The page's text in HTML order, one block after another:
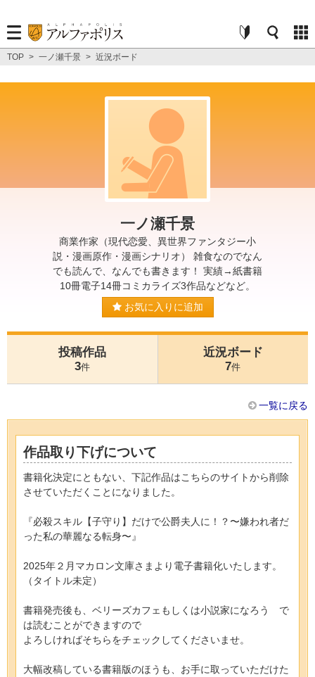
TOP > 一ノ瀬千景 > 近況ボード
一ノ瀬千景
商業作家（現代恋愛、異世界ファンタジー小
説・漫画原作・漫画シナリオ） 雑食なのでなん
でも読んで、なんでも書きます！ 実績→紙書籍
10冊電子14冊コミカライズ3作品などなど。
お気に入りに追加
投稿作品
3件
近況ボード
7件
一覧に戻る
作品取り下げについて
書籍化決定にともない、下記作品はこちらのサイトから削除
させていただくことになりました。
『必殺スキル【子守り】だけで公爵夫人に！？〜嫌われ者だ
った私の華麗なる転身〜』
2025年２月マカロン文庫さまより電子書籍化いたします。
（タイトル未定）
書籍発売後も、ベリーズカフェもしくは小説家になろう で
は読むことができますので
よろしければそちらをチェックしてくださいませ。
大幅改稿している書籍版のほうも、お手に取っていただけた